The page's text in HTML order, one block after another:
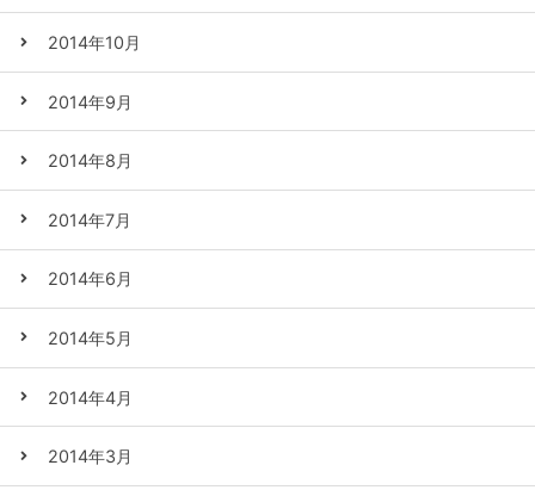
2014年10月
2014年9月
2014年8月
2014年7月
2014年6月
2014年5月
2014年4月
2014年3月